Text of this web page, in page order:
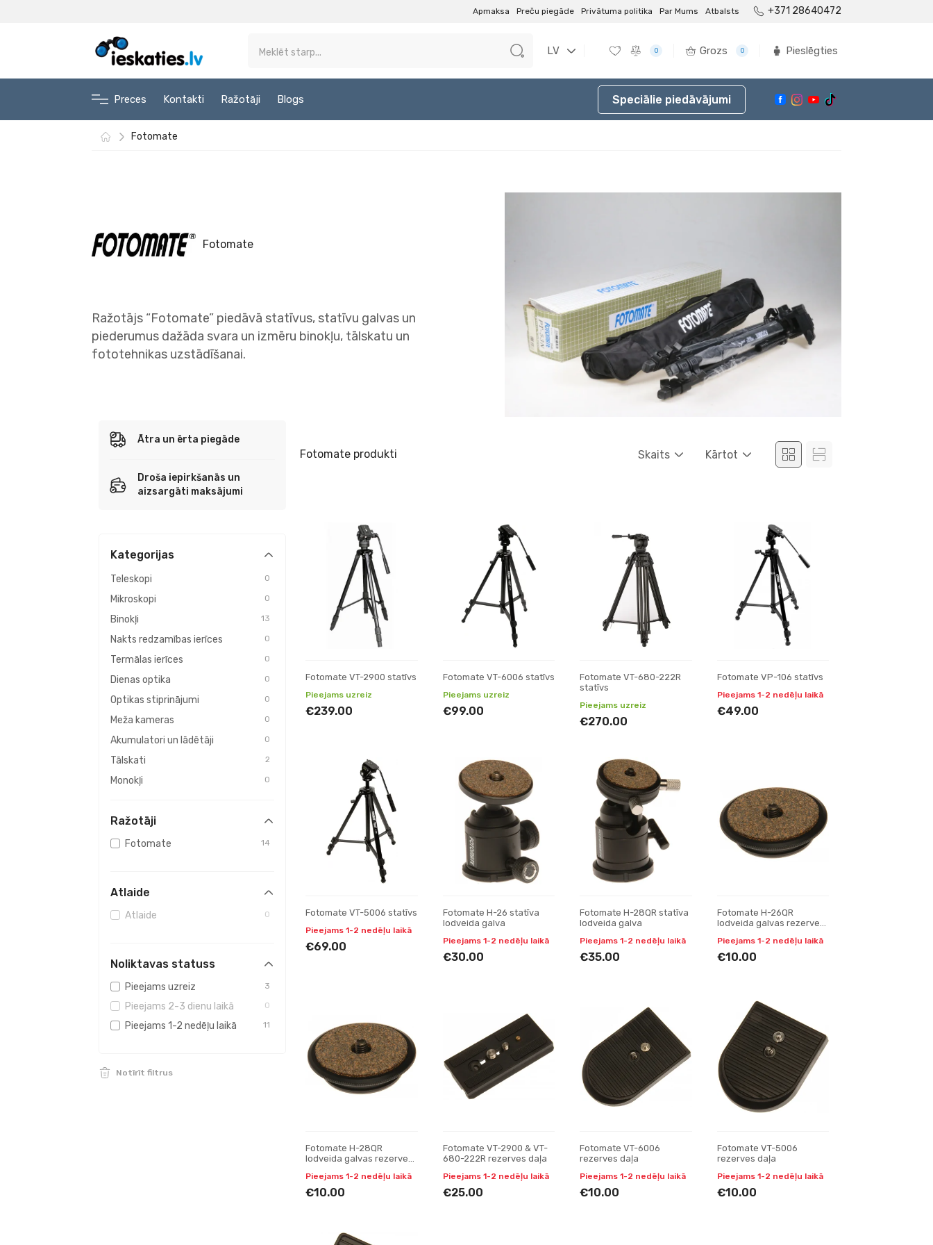
Apmaksa Preču piegāde Privātuma politika Par Mums Atbalsts +371 28640472
LV 0 Grozs 0 Pieslēgties
Preces Kontakti Ražotāji Blogs Speciālie piedāvājumi
Fotomate
Fotomate
Ražotājs “Fotomate” piedāvā statīvus, statīvu galvas un
piederumus dažāda svara un izmēru binokļu, tālskatu un
fototehnikas uzstādīšanai.
Ātra un ērta piegāde
Droša iepirkšanās un
aizsargāti maksājumi
Kategorijas
Teleskopi 0
Mikroskopi 0
Binokļi 13
Nakts redzamības ierīces 0
Termālas ierīces 0
Dienas optika 0
Optikas stiprinājumi 0
Meža kameras 0
Akumulatori un lādētāji 0
Tālskati 2
Monokļi 0
Palielināmie stikli 0
Optikas kopšanas līdzekļi 0
Observatorijas
Preces suņiem 0
Taktiskie pulksteņi 0
GPS navigācijas ierīces 0
Ražotāji
Fotomate 14
Atlaide
Atlaide 0
Noliktavas statuss
Pieejams uzreiz 3
Pieejams 2-3 dienu laikā 0
Pieejams 1-2 nedēļu laikā 11
Notīrīt filtrus
Fotomate produkti Skaits Kārtot
Fotomate VT-2900 statīvs
Pieejams uzreiz
€239.00
Fotomate VT-6006 statīvs
Pieejams uzreiz
€99.00
Fotomate VT-680-222R
statīvs
Pieejams uzreiz
€270.00
Fotomate VP-106 statīvs
Pieejams 1-2 nedēļu laikā
€49.00
Fotomate VT-5006 statīvs
Pieejams 1-2 nedēļu laikā
€69.00
Fotomate H-26 statīva
lodveida galva
Pieejams 1-2 nedēļu laikā
€30.00
Fotomate H-28QR statīva
lodveida galva
Pieejams 1-2 nedēļu laikā
€35.00
Fotomate H-26QR
lodveida galvas rezerves
Pieejams 1-2 nedēļu laikā
€10.00
Fotomate H-28QR
lodveida galvas rezerves
Pieejams 1-2 nedēļu laikā
€10.00
Fotomate VT-2900 & VT-
680-222R rezerves daļa
Pieejams 1-2 nedēļu laikā
€25.00
Fotomate VT-6006
rezerves daļa
Pieejams 1-2 nedēļu laikā
€10.00
Fotomate VT-5006
rezerves daļa
Pieejams 1-2 nedēļu laikā
€10.00